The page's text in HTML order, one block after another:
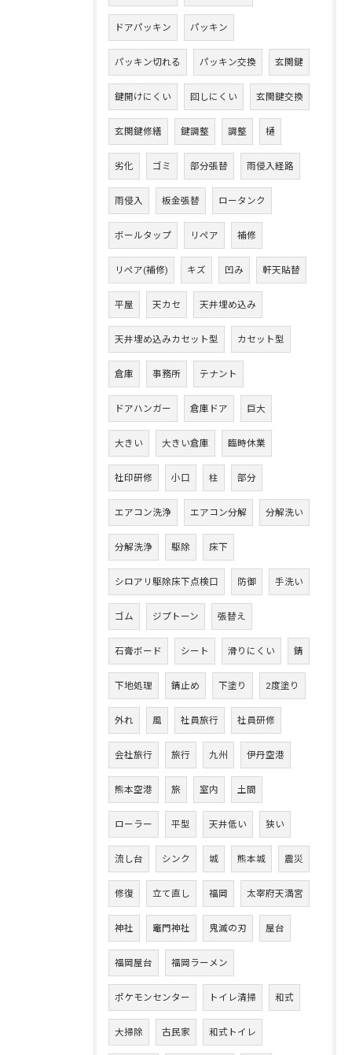
ドアパッキン パッキン
パッキン切れる パッキン交換 玄関鍵
鍵開けにくい 回しにくい 玄関鍵交換
玄関鍵修繕 鍵調整 調整 樋
劣化 ゴミ 部分張替 雨侵入経路
雨侵入 板金張替 ロータンク
ボールタップ リペア 補修
リペア(補修) キズ 凹み 軒天貼替
平屋 天カセ 天井埋め込み
天井埋め込みカセット型 カセット型
倉庫 事務所 テナント
ドアハンガー 倉庫ドア 巨大
大きい 大きい倉庫 臨時休業
社印研修 小口 柱 部分
エアコン洗浄 エアコン分解 分解洗い
分解洗浄 駆除 床下
シロアリ駆除床下点検口 防御 手洗い
ゴム ジプトーン 張替え
石膏ボード シート 滑りにくい 錆
下地処理 錆止め 下塗り 2度塗り
外れ 風 社員旅行 社員研修
会社旅行 旅行 九州 伊丹空港
熊本空港 旅 室内 土間
ローラー 平型 天井低い 狭い
流し台 シンク 城 熊本城 震災
修復 立て直し 福岡 太宰府天満宮
神社 竈門神社 鬼滅の刃 屋台
福岡屋台 福岡ラーメン
ポケモンセンター トイレ清掃 和式
大掃除 古民家 和式トイレ